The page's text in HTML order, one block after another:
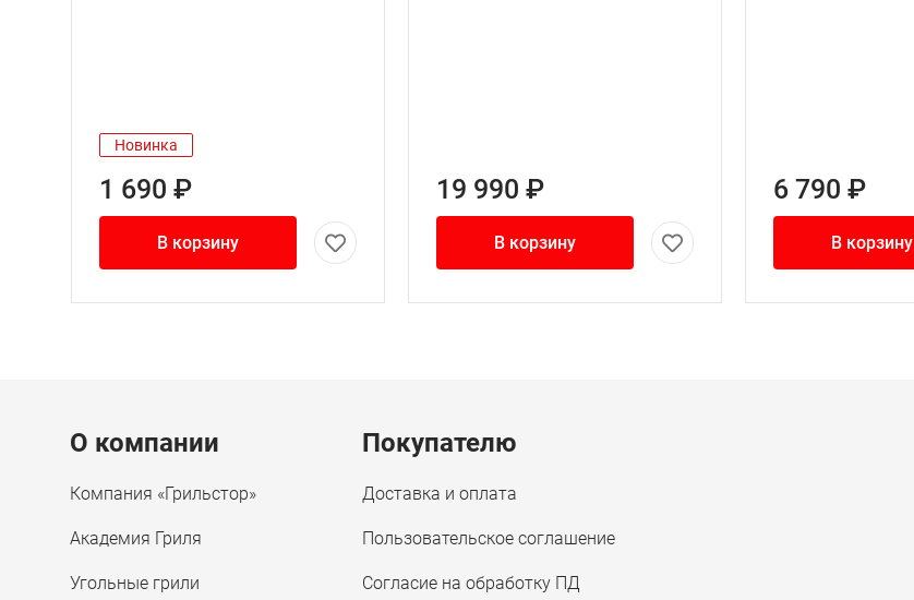
Новинка
1 690 ₽
В корзину
19 990 ₽
В корзину
6 790 ₽
В корзину
Menu footer
О компании
Компания «Грильстор»
Академия Гриля
Угольные грили
Покупателю
Доставка и оплата
Пользовательское соглашение
Согласие на обработку ПД